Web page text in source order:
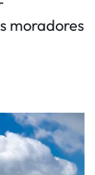
moradores